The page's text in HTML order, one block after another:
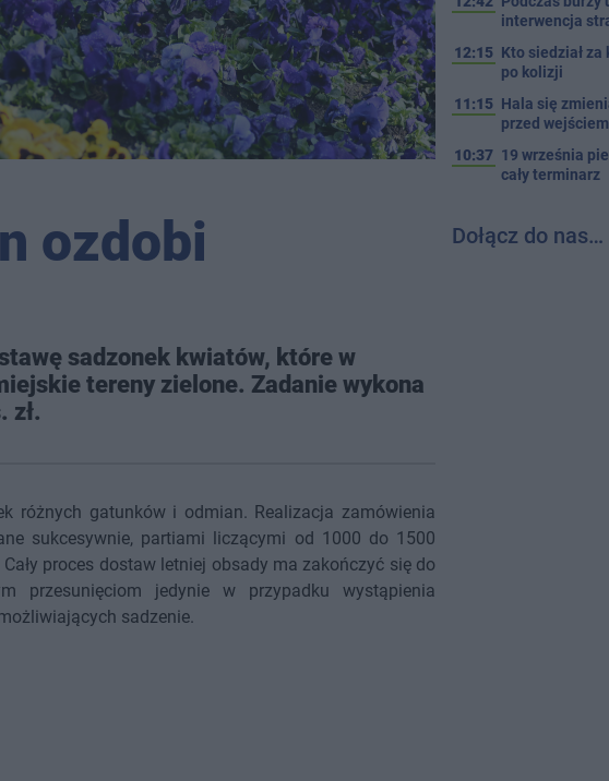
ozdobi
sadzonek kwiatów, które w
tereny zielone. Zadanie wykona
zł.
różnych gatunków i odmian. Realizacja zamówienia
sukcesywnie, partiami liczącymi od 1000 do 1500
proces dostaw letniej obsady ma zakończyć się do
przesunięciom jedynie w przypadku wystąpienia
sadzenie.
interwencja
12:15 Kto siedział
po kolizji
11:15 Hala się
przed
10:37 19 września
cały terminarz
Dołącz do nas…